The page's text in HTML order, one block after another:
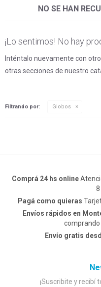
NO SE HAN
¡Lo sentimos! No hay
Inténtalo nuevamente con
otras secciones de nuestro
Filtrando por: Globos
Comprá 24 hs online
8
Pagá como quieras
Envíos rápidos en
comprando
Envío gratis
¡Suscribite y recibí